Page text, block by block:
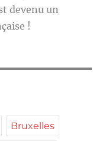
devenu un
!
Bruxelles